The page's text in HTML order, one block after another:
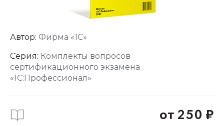
Автор: Фирма «1С»
Серия: Комплекты вопросов
сертификационного экзамена
«1С:Профессионал»
от 250 ₽